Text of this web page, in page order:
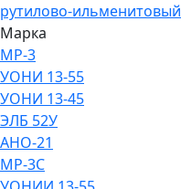
рутилово-ильменитовый
Марка
МР-3
УОНИ 13-55
УОНИ 13-45
ЭЛБ 52У
АНО-21
МР-3С